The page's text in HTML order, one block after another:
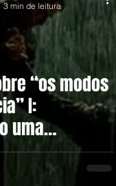
“os modos
I:
uma
dos
3 min de leitura